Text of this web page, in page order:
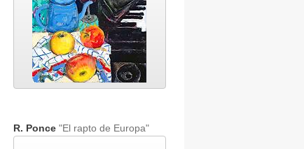
R. Ponce"El rapto de Europa"